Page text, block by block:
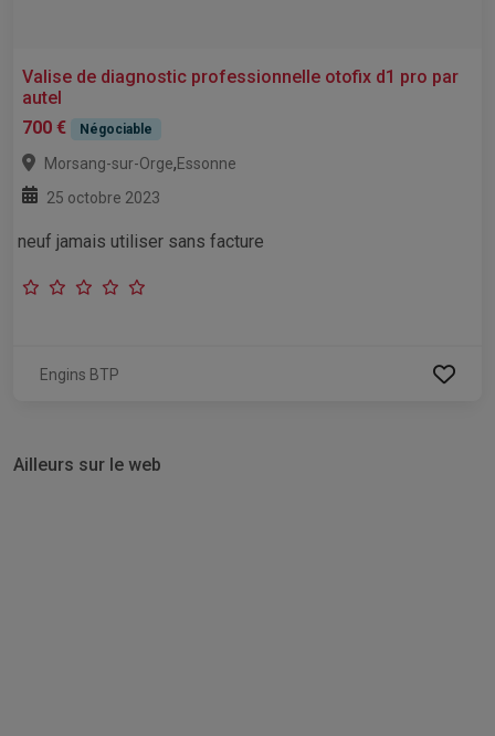
Valise de diagnostic professionnelle otofix d1 pro par
autel
700 €
Négociable
Morsang-sur-Orge,Essonne
25 octobre 2023
neuf jamais utiliser sans facture
Engins BTP
Ailleurs sur le web